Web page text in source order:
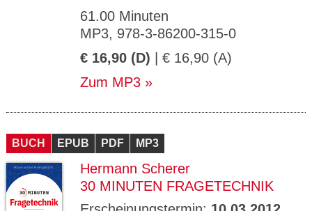
61.00 Minuten
MP3, 978-3-86200-315-0
€ 16,90 (D) | € 16,90 (A)
Zum MP3
BUCH EPUB PDF MP3
Hermann Scherer
30 MINUTEN FRAGETECHNIK